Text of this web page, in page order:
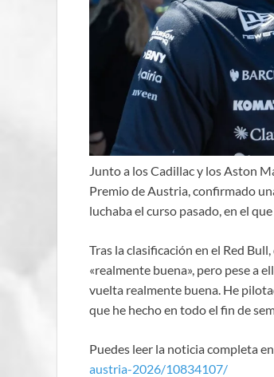
Junto a los Cadillac y los Aston
Premio de Austria, confirmado
luchaba el curso pasado, en el
Tras la clasificación en el Red
«realmente buena», pero pese a
vuelta realmente buena. He
que he hecho en todo el fin de
Puedes leer la noticia completa
austria-2026/10834107/